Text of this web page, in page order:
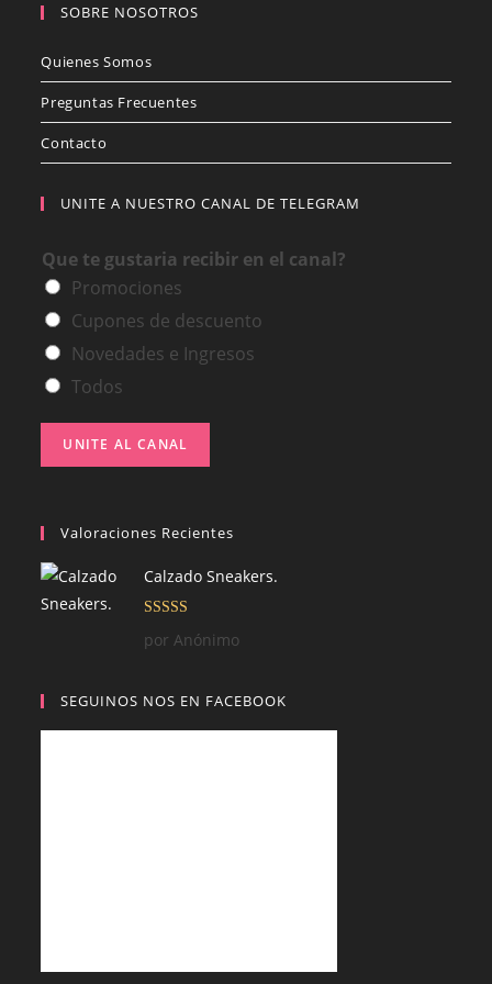
SOBRE NOSOTROS
Quienes Somos
Preguntas Frecuentes
Contacto
UNITE A NUESTRO CANAL DE TELEGRAM
Que te gustaria recibir en el canal?
Promociones
Cupones de descuento
Novedades e Ingresos
Todos
UNITE AL CANAL
Valoraciones Recientes
Calzado Sneakers.
Valorado con
5
por Anónimo
SEGUINOS NOS EN FACEBOOK